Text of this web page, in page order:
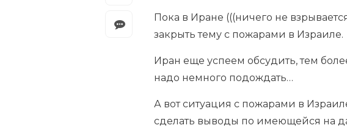
Пока в Иране (((ничего не
закрыть тему с пожарами в Израиле.
Иран еще успеем обсудить, тем
надо немного подождать…
А вот ситуация с пожарами в
сделать выводы по имеющейся на